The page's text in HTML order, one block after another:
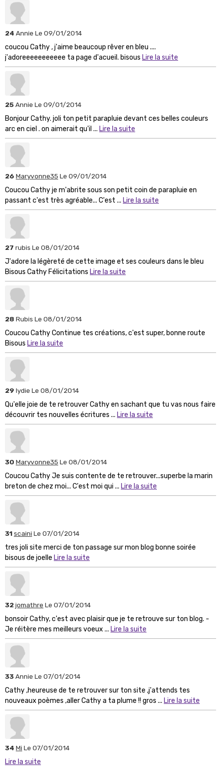
24 Annie Le 09/01/2014
coucou Cathy , j'aime beaucoup rêver en bleu ....
j'adoreeeeeeeeeee ta page d'acueil. bisous Lire la suite
25Annie Le 09/01/2014
Bonjour Cathy. joli ton petit parapluie devant ces belles couleurs
arc en ciel . on aimerait qu'il ... Lire la suite
26 Maryvonne35 Le 09/01/2014
Coucou Cathy je m'abrite sous son petit coin de parapluie en
passant c'est très agréable... C'est ... Lire la suite
27 rubis Le 08/01/2014
J'adore la légèreté de cette image et ses couleurs dans le bleu
Bisous Cathy Félicitations Lire la suite
28 Rubis Le 08/01/2014
Coucou Cathy Continue tes créations, c'est super, bonne route
Bisous Lire la suite
29 lydie Le 08/01/2014
Qu'elle joie de te retrouver Cathy en sachant que tu vas nous faire
découvrir tes nouvelles écritures ... Lire la suite
30 Maryvonne35 Le 08/01/2014
Coucou Cathy Je suis contente de te retrouver...superbe la marin
breton de chez moi... C'est moi qui ... Lire la suite
31scaini Le 07/01/2014
tres joli site merci de ton passage sur mon blog bonne soirée
bisous de joelle Lire la suite
32jomathre Le 07/01/2014
bonsoir Cathy, c'est avec plaisir que je te retrouve sur ton blog. -
Je réitère mes meilleurs voeux ... Lire la suite
33Annie Le 07/01/2014
Cathy ,heureuse de te retrouver sur ton site ,j'attends tes
nouveaux poèmes ,aller Cathy a ta plume !! gros ... Lire la suite
34 Mi Le 07/01/2014
Lire la suite